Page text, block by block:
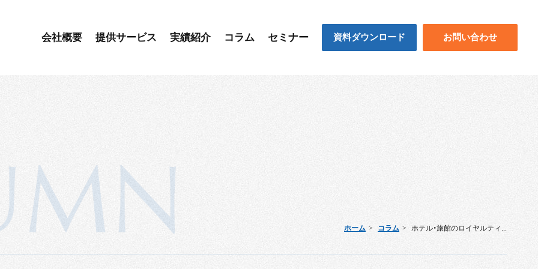
会社概要 提供サービス 実績紹介 コラム セミナー 資料ダウンロード お問い合わせ
ホーム コラム ホテル・旅館のロイヤルティ...